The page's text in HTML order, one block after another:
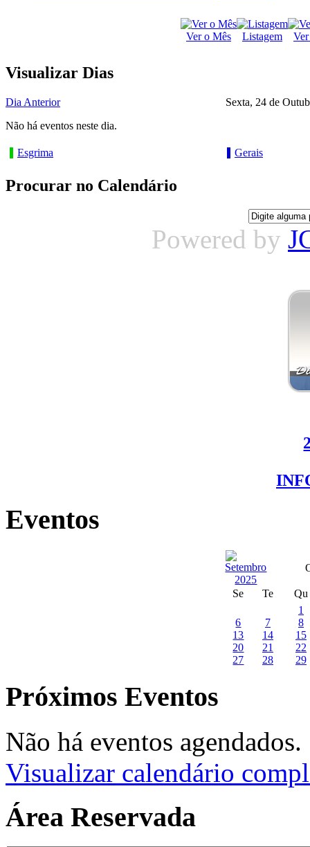
Ver o Mês Listagem
Visualizar Dias
Dia Anterior
Sexta, 24 de
Não há eventos neste dia.
Esgrima Gerais
Procurar no Calendário
Powered by
Eventos
Se Te
Qu
1
6
7
8
13
14
15
20
21
22
27
28 29
Próximos Eventos
Não há eventos agendados.
Visualizar calendário
Área Reservada